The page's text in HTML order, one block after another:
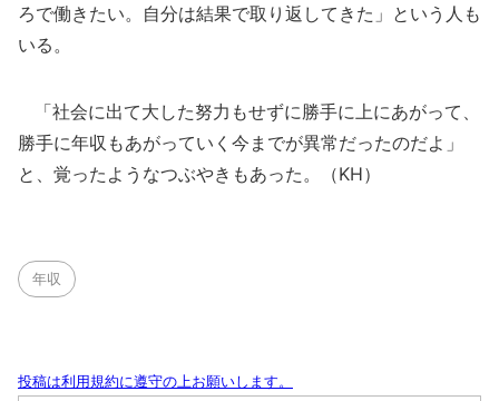
ろで働きたい。自分は結果で取り返してきた」という人も
いる。
「社会に出て大した努力もせずに勝手に上にあがって、
勝手に年収もあがっていく今までが異常だったのだよ」
と、覚ったようなつぶやきもあった。（KH）
年収